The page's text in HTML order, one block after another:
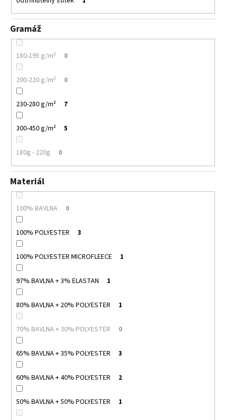
Gramáž
180-195 g/m² 0
200-220 g/m² 0
230-280 g/m² 7
300-450 g/m² 5
180g - 220g 0
Materiál
100% BAVLNA 0
100% POLYESTER 3
100% POLYESTER MICROFLEECE 1
97% BAVLNA + 3% ELASTAN 1
80% BAVLNA + 20% POLYESTER 1
70% BAVLNA + 30% POLYESTER 0
65% BAVLNA + 35% POLYESTER 3
60% BAVLNA + 40% POLYESTER 2
50% BAVLNA + 50% POLYESTER 1